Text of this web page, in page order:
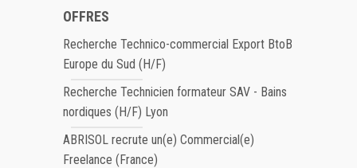
OFFRES
Recherche Technico-commercial Export BtoB
Europe du Sud (H/F)
Recherche Technicien formateur SAV - Bains
nordiques (H/F) Lyon
ABRISOL recrute un(e) Commercial(e)
Freelance (France)